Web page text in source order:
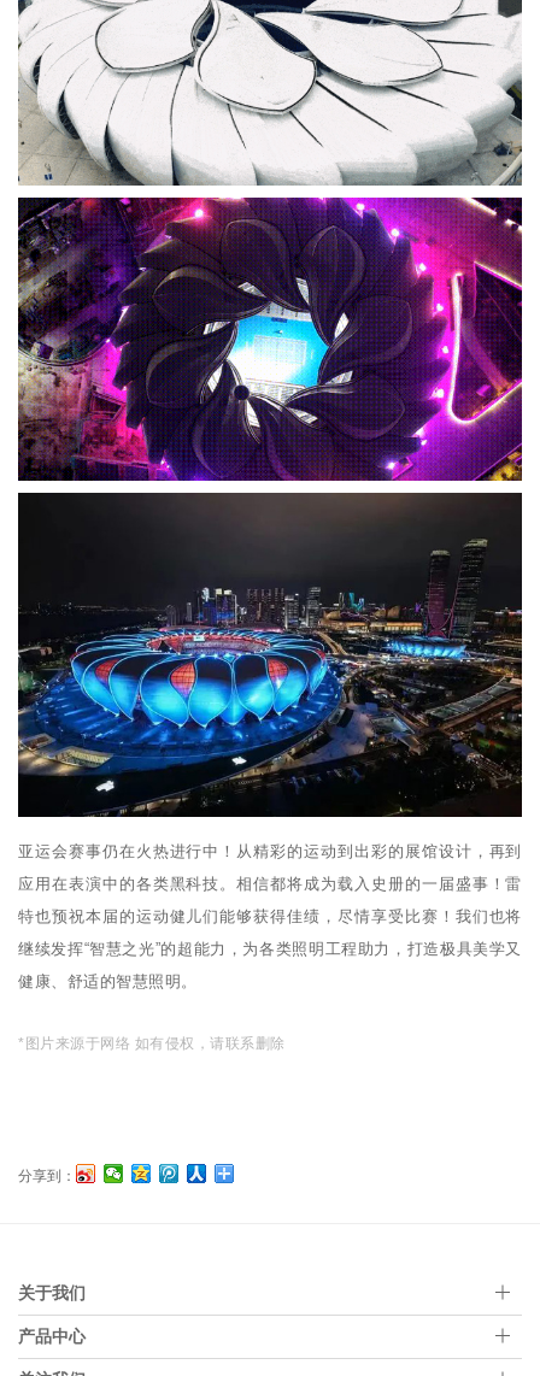
亚运会赛事仍在火热进行中！从精彩的运动到出彩的展馆设计，再到
应用在表演中的各类黑科技。相信都将成为载入史册的一届盛事！雷
特也预祝本届的运动健儿们能够获得佳绩，尽情享受比赛！我们也将
继续发挥“智慧之光”的超能力，为各类照明工程助力，打造极具美学又
健康、舒适的智慧照明。
*图片来源于网络 如有侵权，请联系删除
分享到：
关于我们
产品中心